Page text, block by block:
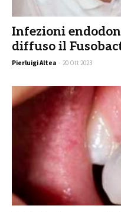
Infezioni
diffuso il
Pierluigi Altea - 20 Ott 2023